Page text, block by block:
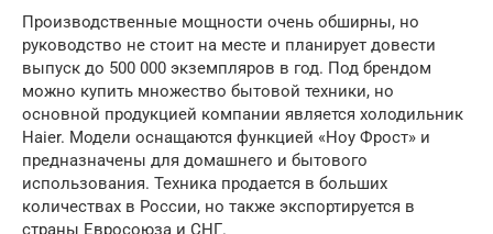
Производственные мощности очень обширны, но
руководство не стоит на месте и планирует довести
выпуск до 500 000 экземпляров в год. Под брендом
можно купить множество бытовой техники, но
основной продукцией компании является холодильник
Haier. Модели оснащаются функцией «Ноу Фрост» и
предназначены для домашнего и бытового
использования. Техника продается в больших
количествах в России, но также экспортируется в
страны Евросоюза и СНГ.